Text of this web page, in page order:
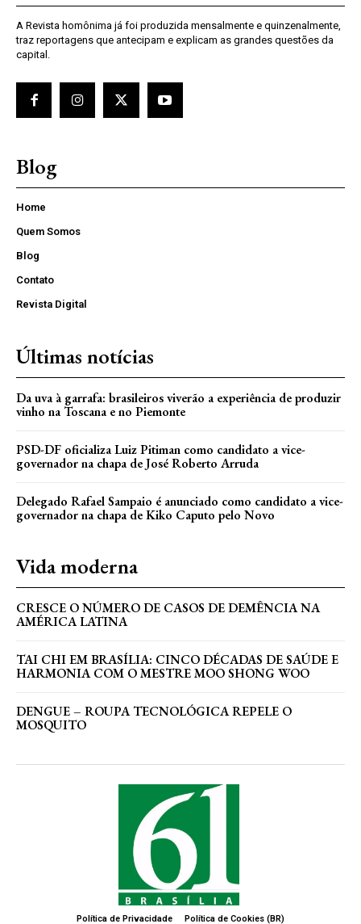
A Revista homônima já foi produzida mensalmente e quinzenalmente,
traz reportagens que antecipam e explicam as grandes questões da
capital.
Blog
Home
Quem Somos
Blog
Contato
Revista Digital
Últimas notícias
Da uva à garrafa: brasileiros viverão a experiência de produzir
vinho na Toscana e no Piemonte
PSD-DF oficializa Luiz Pitiman como candidato a vice-
governador na chapa de José Roberto Arruda
Delegado Rafael Sampaio é anunciado como candidato a vice-
governador na chapa de Kiko Caputo pelo Novo
Vida moderna
CRESCE O NÚMERO DE CASOS DE DEMÊNCIA NA
AMÉRICA LATINA
TAI CHI EM BRASÍLIA: CINCO DÉCADAS DE SAÚDE E
HARMONIA COM O MESTRE MOO SHONG WOO
DENGUE – ROUPA TECNOLÓGICA REPELE O
MOSQUITO
Política de Privacidade Política de Cookies (BR)